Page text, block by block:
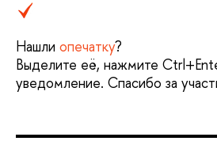
Нашли опечатку?
Выделите её, нажмите
уведомление. Спасибо за